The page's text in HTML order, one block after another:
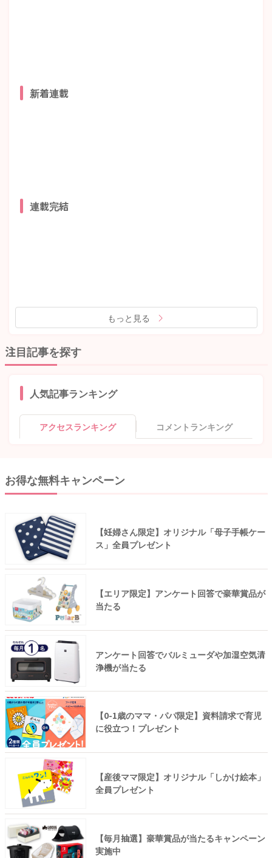
新着連載
連載完結
もっと見る
注目記事を探す
人気記事ランキング
アクセスランキング コメントランキング
お得な無料キャンペーン
【妊婦さん限定】オリジナル「母子手帳ケー
ス」全員プレゼント
【エリア限定】アンケート回答で豪華賞品が
当たる
アンケート回答でバルミューダや加湿空気清
浄機が当たる
【0-1歳のママ・パパ限定】資料請求で育児
に役立つ！プレゼント
【産後ママ限定】オリジナル「しかけ絵本」
全員プレゼント
【毎月抽選】豪華賞品が当たるキャンペーン
実施中